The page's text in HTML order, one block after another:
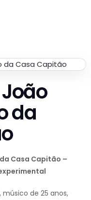
da
Casa Capitão –
músico de 25 anos,